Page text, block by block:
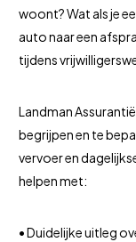
woont? Wat als je
auto naar een
tijdens
Landman
begrijpen en te
vervoer en
helpen met:
• Duidelijke uitleg